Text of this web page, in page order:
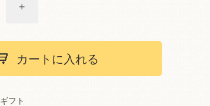
+
カートに入れる
ギフト